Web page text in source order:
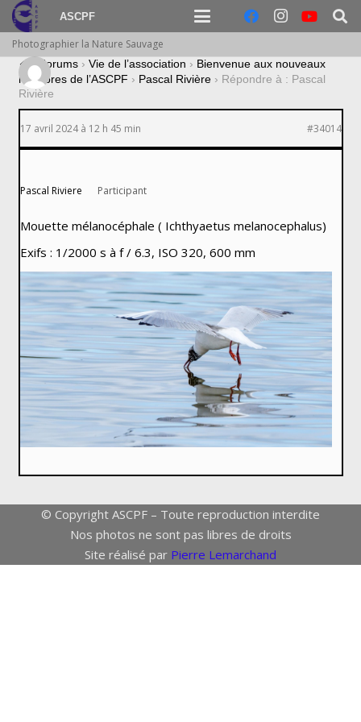
ASCPF
Photographier la Nature Sauvage
› Forums › Vie de l’association › Bienvenue aux nouveaux
membres de l’ASCPF › Pascal Rivière › Répondre à : Pascal
Rivière
17 avril 2024 à 12 h 45 min #34014
Pascal Riviere Participant
Mouette mélanocéphale ( Ichthyaetus melanocephalus)
Exifs : 1/2000 s à f / 6.3, ISO 320, 600 mm
© Copyright ASCPF – Toute reproduction interdite
Nos photos ne sont pas libres de droits
Site réalisé par Pierre Lemarchand